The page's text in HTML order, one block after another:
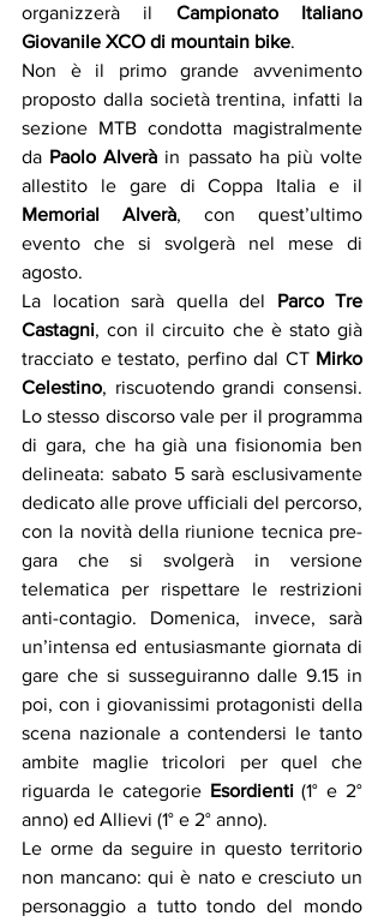
organizzerà il Campionato Italiano
Giovanile XCO di mountain bike.
Non è il primo grande avvenimento
proposto dalla società trentina, infatti la
sezione MTB condotta magistralmente
da Paolo Alverà in passato ha più volte
Memorial Alverà, con quest’ultimo
evento che si svolgerà nel mese di
agosto.
La location sarà quella del Parco Tre
Castagni, con il circuito che è stato già
tracciato e testato, perfino dal CT Mirko
Celestino, riscuotendo grandi consensi.
Lo stesso discorso vale per il programma
di gara, che ha già una fisionomia ben
delineata: sabato 5 sarà esclusivamente
dedicato alle prove ufficiali del percorso,
con la novità della riunione tecnica pre-
gara che si svolgerà in versione
telematica per rispettare le restrizioni
anti-contagio. Domenica, invece, sarà
un’intensa ed entusiasmante giornata di
gare che si susseguiranno dalle 9.15 in
poi, con i giovanissimi protagonisti della
scena nazionale a contendersi le tanto
ambite maglie tricolori per quel che
riguarda le categorie Esordienti (1° e 2°
anno) ed Allievi (1° e 2° anno).
Le orme da seguire in questo territorio
non mancano: qui è nato e cresciuto un
personaggio a tutto tondo del mondo